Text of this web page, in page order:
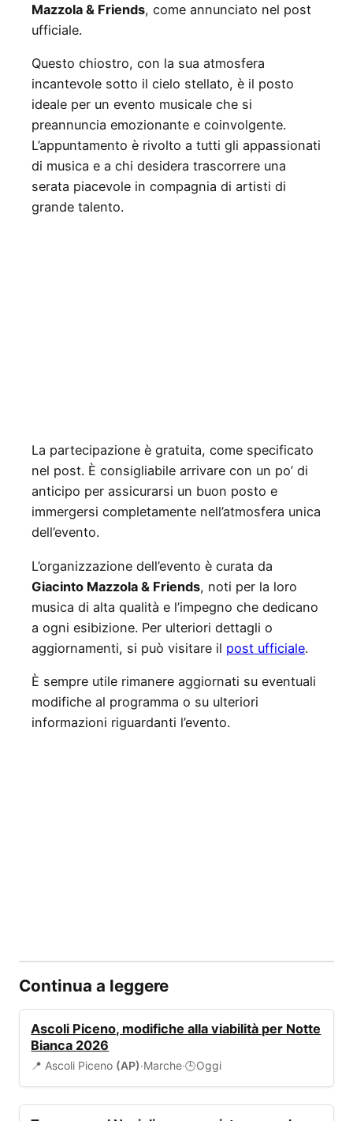
Mazzola & Friends, come annunciato nel post
ufficiale.
Questo chiostro, con la sua atmosfera
incantevole sotto il cielo stellato, è il posto
ideale per un evento musicale che si
preannuncia emozionante e coinvolgente.
L’appuntamento è rivolto a tutti gli appassionati
di musica e a chi desidera trascorrere una
serata piacevole in compagnia di artisti di
grande talento.
La partecipazione è gratuita, come specificato
nel post. È consigliabile arrivare con un po’ di
anticipo per assicurarsi un buon posto e
immergersi completamente nell’atmosfera unica
dell’evento.
L’organizzazione dell’evento è curata da
Giacinto Mazzola & Friends, noti per la loro
musica di alta qualità e l’impegno che dedicano
a ogni esibizione. Per ulteriori dettagli o
aggiornamenti, si può visitare il post ufficiale.
È sempre utile rimanere aggiornati su eventuali
modifiche al programma o su ulteriori
informazioni riguardanti l’evento.
Continua a leggere
Ascoli Piceno, modifiche alla viabilità per Notte
Bianca 2026
📍 Ascoli Piceno (AP)·Marche·🕒Oggi